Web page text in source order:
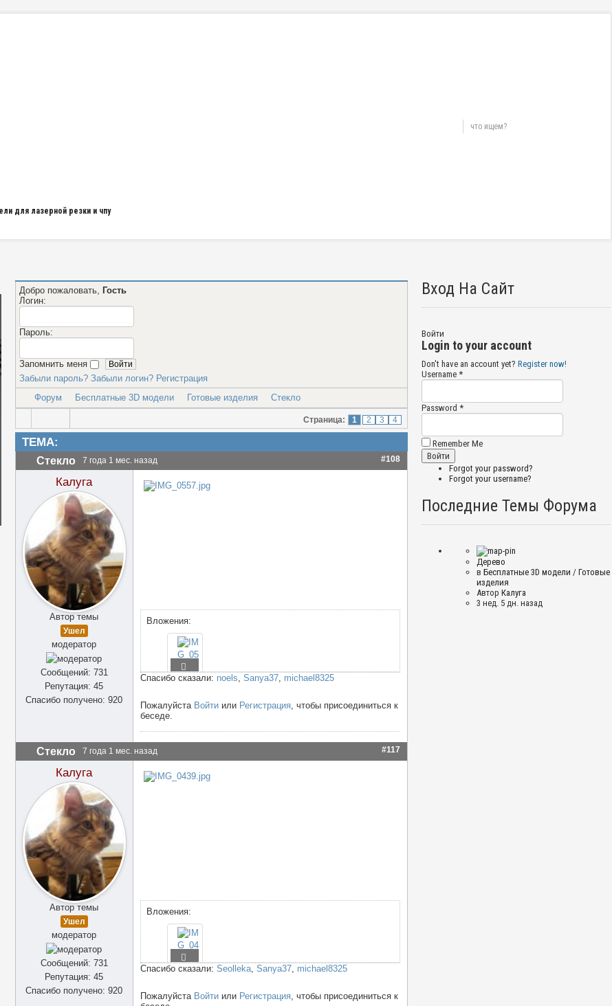
для лазерной резки и чпу
Добро пожаловать,
Гость
Логин:
Пароль:
Запомнить меня
Забыли пароль? Забыли логин? Регистрация
Форум
Бесплатные 3D модели Готовые изделия Стекло
Страница: 1 2 3 4
ТЕМА:
Стекло 7 года 1 мес. назад #108
Калуга
Автор темы
Ушел
модератор
Сообщений: 731
Репутация: 45
Спасибо получено: 920
Вложения:
Спасибо сказали: noels Sanya37, michael8325
Пожалуйста Войтиили Регистрация, чтобы присоединиться к
беседе.
Стекло 7 года 1 мес. назад #117
Калуга
Автор темы
Ушел
модератор
Сообщений: 731
Репутация: 45
Спасибо получено: 920
Вложения:
Спасибо сказали: Seolleka, Sanya37, michael8325
Пожалуйста Войтиили Регистрация, чтобы присоединиться к
Вход На Сайт
Войти
Login to your account
Don't have an account yet? Register now!
Username *
Password *
Remember Me
Forgot your password?
Forgot your username?
Последние Темы Форума
Дерево
в Бесплатные 3D модели / Готовые
изделия
Автор Калуга
3 нед. 5 дн. назад